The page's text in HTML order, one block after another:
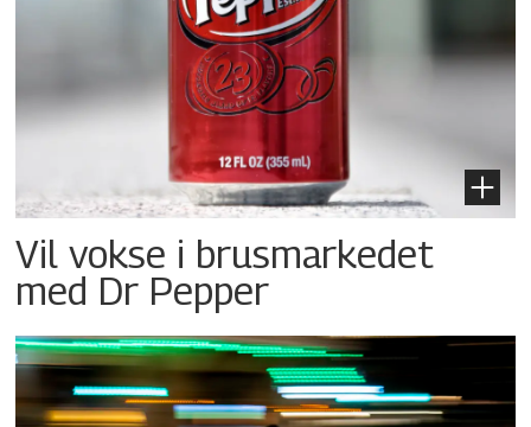
Vil vokse i brusmarkedet
med Dr Pepper